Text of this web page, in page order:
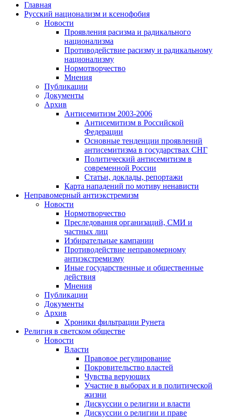
Главная
Русский национализм и ксенофобия
Новости
Проявления расизма и радикального
национализма
Противодействие расизму и радикальному
национализму
Нормотворчество
Мнения
Публикации
Документы
Архив
Антисемитизм 2003-2006
Антисемитизм в Российской
Федерации
Основные тенденции проявлений
антисемитизма в государствах СНГ
Политический антисемитизм в
современной России
Статьи, доклады, репортажи
Карта нападений по мотиву ненависти
Неправомерный антиэкстремизм
Новости
Нормотворчество
Преследования организаций, СМИ и
частных лиц
Избирательные кампании
Противодействие неправомерному
антиэкстремизму
Иные государственные и общественные
действия
Мнения
Публикации
Документы
Архив
Хроники фильтрации Рунета
Религия в светском обществе
Новости
Власти
Правовое регулирование
Покровительство властей
Чувства верующих
Участие в выборах и в политической
жизни
Дискуссии о религии и власти
Дискуссии о религии и праве